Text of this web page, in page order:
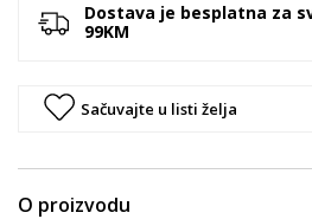
Dostava je besplatna za
99KM
Sačuvajte u listi želja
O proizvodu